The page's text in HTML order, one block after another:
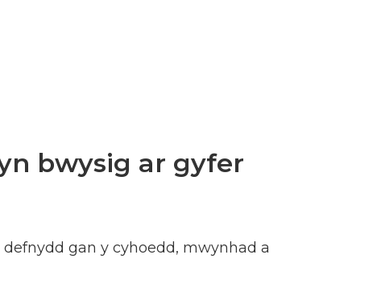
bwysig ar gyfer
gan y cyhoedd, mwynhad a